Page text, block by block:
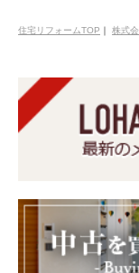
住宅リフォームTOP ｜ 株式